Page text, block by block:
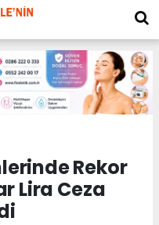
Rekor
Lira Ceza